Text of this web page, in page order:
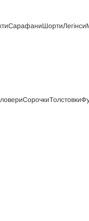
СарафаниШортиЛегінси
СорочкиТолстовки